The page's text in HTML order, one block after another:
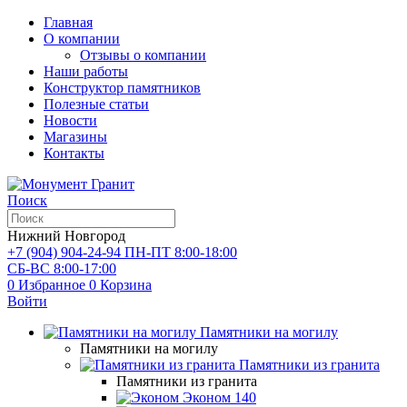
Главная
О компании
Отзывы о компании
Наши работы
Конструктор памятников
Полезные статьи
Новости
Магазины
Контакты
Поиск
Нижний Новгород
+7 (904) 904-24-94 ПН-ПТ 8:00-18:00
СБ-ВС 8:00-17:00
0 Избранное 0 Корзина
Войти
Памятники на могилу
Памятники на могилу
Памятники из гранита
Памятники из гранита
Эконом 140